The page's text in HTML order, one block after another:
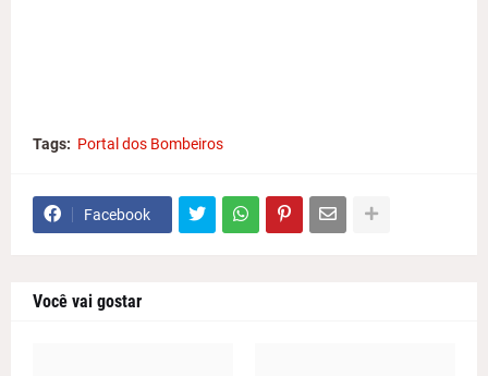
Tags: Portal dos Bombeiros
Facebook
Você vai gostar